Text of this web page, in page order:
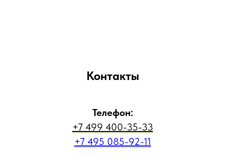
Контакты
Телефон:
+7 499 400-35-33
+7 495 085-92-11